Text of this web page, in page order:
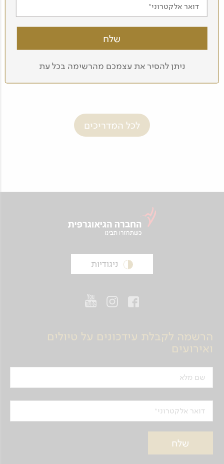
יוסי רובננקו
לכל המדריכים
ניגודיות
הרשמה לקבלת עידכונים על טיולים
ואירועים
שם מלא
דואר אלקטרוני
דואר אלקטרוני
ניתן להסיר את עצמכם מהרשימה בכל עת